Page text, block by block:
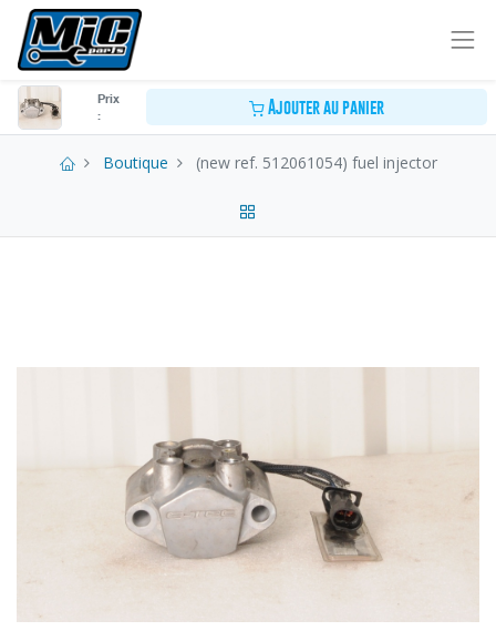
Prix
:
Ajouter au panier
Boutique (new ref. 512061054) fuel injector